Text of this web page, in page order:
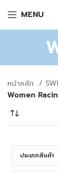
MENU
หน้าหลัก
Women
ประเภทสินค้า